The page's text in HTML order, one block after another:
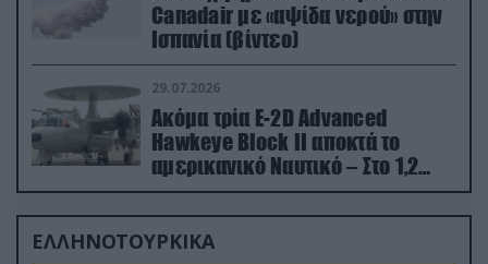
Canadair με «αψίδα νερού» στην
Ισπανία (βίντεο)
29.07.2026
Ακόμα τρία E-2D Advanced
Hawkeye Block II αποκτά το
αμερικανικό Ναυτικό – Στο 1,2
δισ.δολάρια το κόστος
ΕΛΛΗΝΟΤΟΥΡΚΙΚΑ